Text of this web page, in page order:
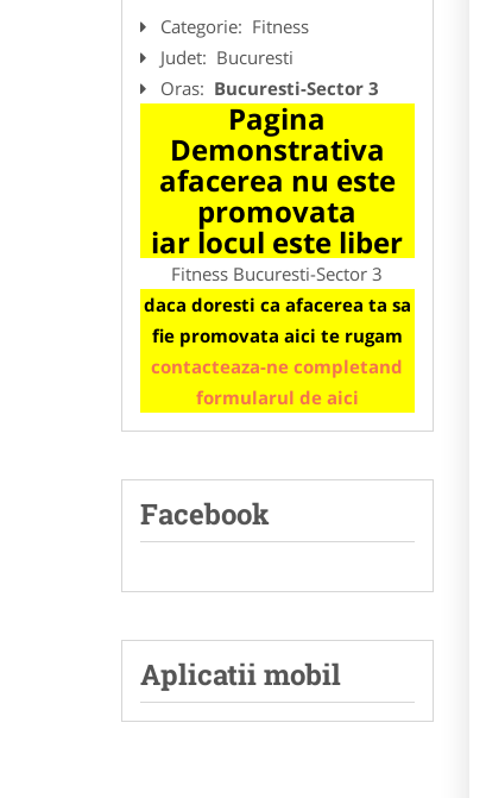
Categorie: Fitness
Judet: Bucuresti
Oras: Bucuresti-Sector 3
Pagina
Demonstrativa
afacerea nu este
promovata
iar locul este liber
Fitness Bucuresti-Sector 3
daca doresti ca afacerea ta sa
fie promovata aici te rugam
contacteaza-ne completand
formularul de aici
Facebook
Aplicatii mobil